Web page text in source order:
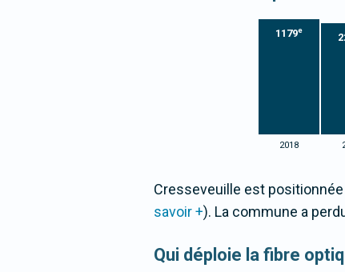
1179e
2018
Cresseveuille est positionnée
savoir +). La commune a
Qui déploie la fibre